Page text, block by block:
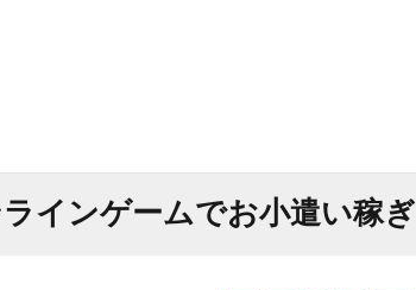
インゲームでお小遣い稼ぎ